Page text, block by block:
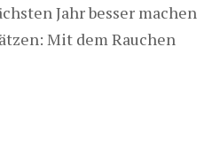
Jahr besser machen
Mit dem Rauchen